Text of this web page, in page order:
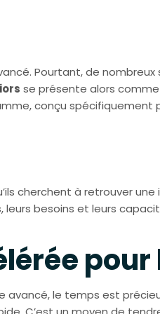
Pourtant, de
se présente alors
conçu spécifiquement
cherchent à retrouver
besoins et leurs
pour
avancé, le temps est